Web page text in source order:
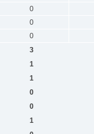
0
0
0
3
1
1
0
0
1